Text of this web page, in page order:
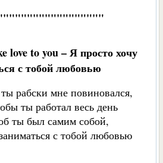
love to you – Я просто хочу
с тобой любовью
рабски мне повиновался,
ты работал весь день
ты был самим собой,
с тобой любовью